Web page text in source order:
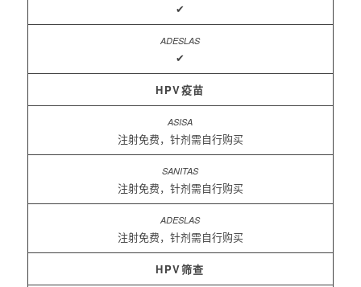
✔
✔
HPV疫苗
注射免费，针剂需自行购买
注射免费，针剂需自行购买
注射免费，针剂需自行购买
HPV筛查